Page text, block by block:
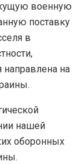
военную
поставку
в
направлена на
нашей
оборонных